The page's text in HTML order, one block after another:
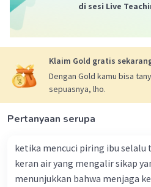
di sesi Live
Klaim Gold gratis
Dengan Gold kamu bisa
sepuasnya, lho.
Pertanyaan serupa
ketika mencuci piring ibu
keran air yang mengalir sikap
menunjukkan bahwa menjaga